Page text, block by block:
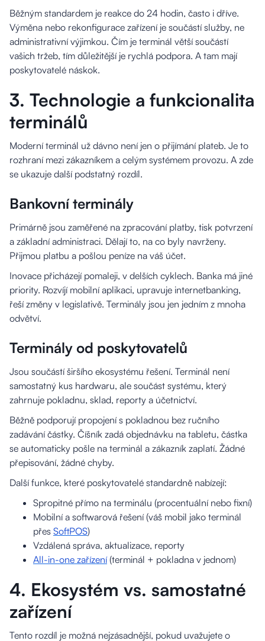
Běžným standardem je reakce do 24 hodin, často i dříve.
Výměna nebo rekonfigurace zařízení je součástí služby, ne
administrativní výjimkou. Čím je terminál větší součástí
vašich tržeb, tím důležitější je rychlá podpora. A tam mají
poskytovatelé náskok.
3. Technologie a funkcionalita
terminálů
Moderní terminál už dávno není jen o přijímání plateb. Je to
rozhraní mezi zákazníkem a celým systémem provozu. A zde
se ukazuje další podstatný rozdíl.
Bankovní terminály
Primárně jsou zaměřené na zpracování platby, tisk potvrzení
a základní administraci. Dělají to, na co byly navrženy.
Přijmou platbu a pošlou peníze na váš účet.
Inovace přicházejí pomaleji, v delších cyklech. Banka má jiné
priority. Rozvíjí mobilní aplikaci, upravuje internetbanking,
řeší změny v legislativě. Terminály jsou jen jedním z mnoha
odvětví.
Terminály od poskytovatelů
Jsou součástí širšího ekosystému řešení. Terminál není
samostatný kus hardwaru, ale součást systému, který
zahrnuje pokladnu, sklad, reporty a účetnictví.
Běžně podporují propojení s pokladnou bez ručního
zadávání částky. Číšník zadá objednávku na tabletu, částka
se automaticky pošle na terminál a zákazník zaplatí. Žádné
přepisování, žádné chyby.
Další funkce, které poskytovatelé standardně nabízejí:
Spropitné přímo na terminálu (procentuální nebo fixní)
Mobilní a softwarová řešení (váš mobil jako terminál
přes SoftPOS)
Vzdálená správa, aktualizace, reporty
All-in-one zařízení(terminál + pokladna v jednom)
4. Ekosystém vs. samostatné
zařízení
Tento rozdíl je možná nejzásadnější, pokud uvažujete o